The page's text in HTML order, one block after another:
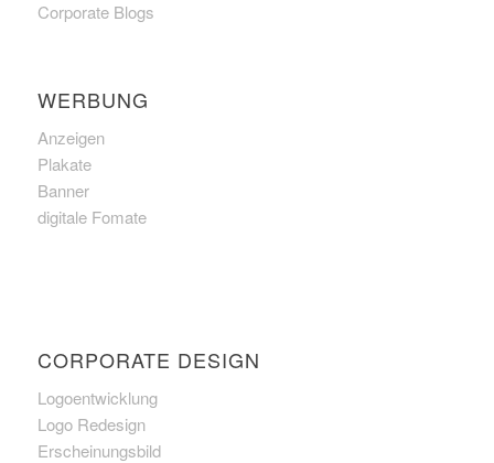
Corporate Blogs
WERBUNG
Anzeigen
Plakate
Banner
digitale Fomate
CORPORATE DESIGN
Logoentwicklung
Logo Redesign
Erscheinungsbild